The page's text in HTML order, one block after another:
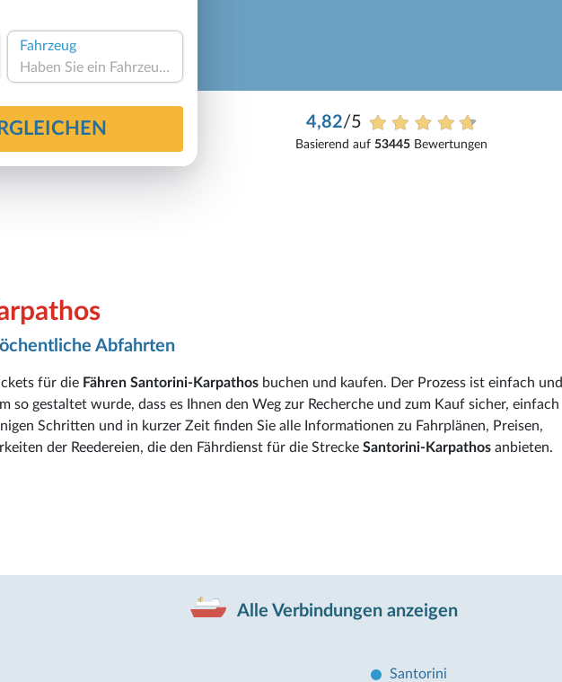
Fahrzeug
Haben Sie ein Fahrzeug?
4,82/5
Basierend auf53445 Bewertungen
Abfahrten
für die Fähren Santorini-Karpathos buchen und kaufen. Der Prozess ist einfach und
so gestaltet wurde, dass es Ihnen den Weg zur Recherche und zum Kauf sicher, einfach
Schritten und in kurzer Zeit finden Sie alle Informationen zu Fahrplänen, Preisen,
der Reedereien, die den Fährdienst für die Strecke Santorini-Karpathos anbieten.
Alle Verbindungen anzeigen
Santorini